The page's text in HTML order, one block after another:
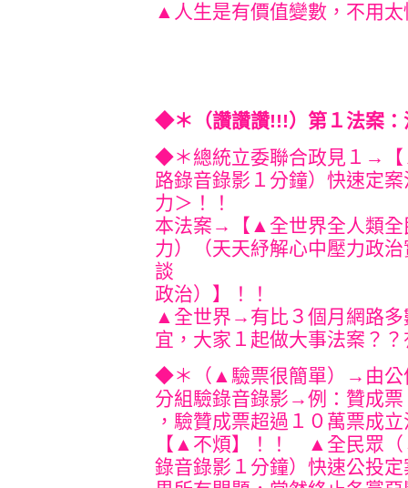
▲人生是有價值變數，不用
◆＊（讚讚讚!!!）第１法案
◆＊總統立委聯合政見１→
路錄音錄影１分鐘）快速定
力＞！！
本法案→【▲全世界全人類全
力）（天天紓解心中壓力政
談
政治）】！！
▲全世界→有比３個月網路多
宜，大家１起做大事法案？
◆＊（▲驗票很簡單）→由
分組驗錄音錄影→例：贊成
，驗贊成票超過１０萬票
【▲不煩】！！ ▲全民眾（
錄音錄影１分鐘）快速公投